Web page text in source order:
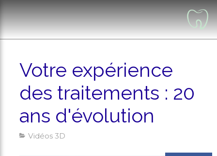
Votre expérience
des traitements : 20
ans d'évolution
Vidéos 3D